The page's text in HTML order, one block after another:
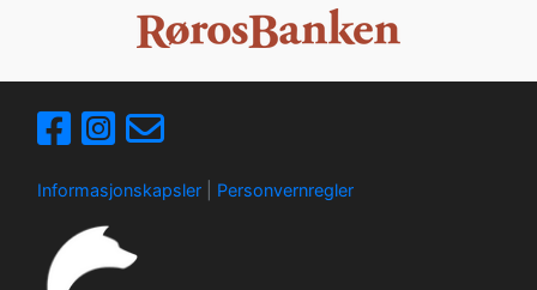
Informasjonskapsler Personvernregler